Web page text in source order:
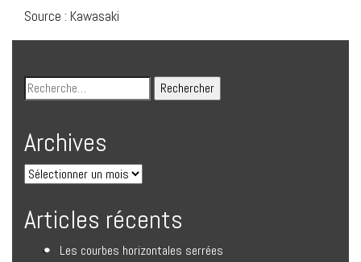
Source : Kawasaki
Archives
Articles récents
Les courbes horizontales serrées